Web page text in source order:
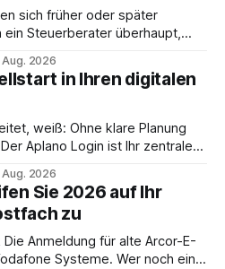
sich früher oder später
Steuerberater überhaupt,
Bei einfachen
häufig eine Steuersoftware
Einkunftsarten
finanzielle Veränderungen
Unterstützung meist
2026
in Ihren digitalen
weiß: Ohne klare Planung
Aplano Login ist Ihr zentraler
kommunikation rund um
In diesem Leitfaden
einen reibungslosen Einstieg
2026
Sie 2026 auf Ihr
zu
Systeme. Wer noch eine